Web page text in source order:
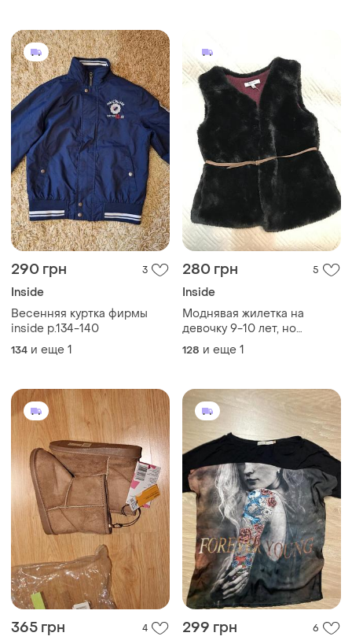
290 грн 3
Inside
Весенняя куртка фирмы
inside р.134-140
134 и еще 1
280 грн 5
Inside
Моднявая жилетка на
девочку 9-10 лет, но
маломерит
128 и еще 1
365 грн 4 299 грн 6